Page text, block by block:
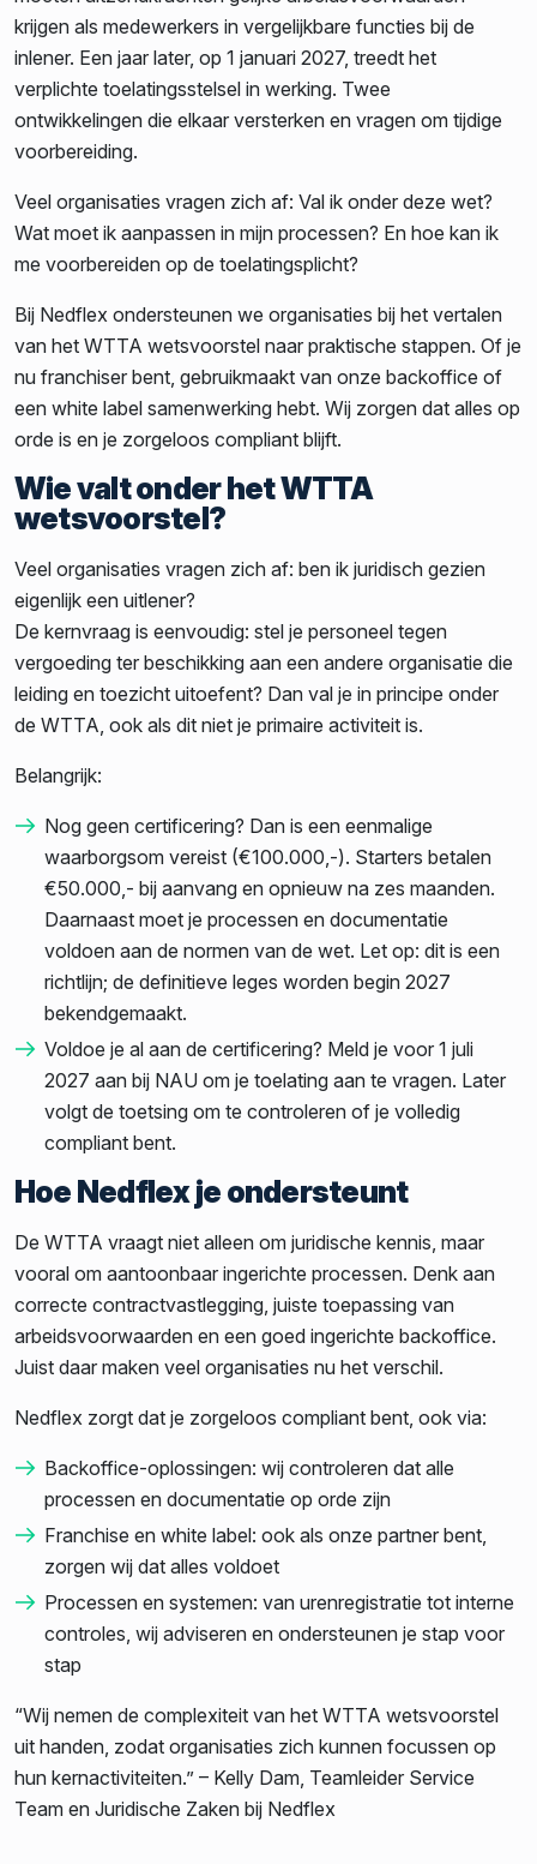
krijgen als medewerkers in vergelijkbare functies bij de
inlener. Een jaar later, op 1 januari 2027, treedt het
verplichte toelatingsstelsel in werking. Twee
ontwikkelingen die elkaar versterken en vragen om tijdige
voorbereiding.
Veel organisaties vragen zich af: Val ik onder deze wet?
Wat moet ik aanpassen in mijn processen? En hoe kan ik
me voorbereiden op de toelatingsplicht?
Bij Nedflex ondersteunen we organisaties bij het vertalen
van het WTTA wetsvoorstel naar praktische stappen. Of je
nu franchiser bent, gebruikmaakt van onze backoffice of
een white label samenwerking hebt. Wij zorgen dat alles op
orde is en je zorgeloos compliant blijft.
Wie valt onder het WTTA
wetsvoorstel?
Veel organisaties vragen zich af: ben ik juridisch gezien
eigenlijk een uitlener?
De kernvraag is eenvoudig: stel je personeel tegen
vergoeding ter beschikking aan een andere organisatie die
leiding en toezicht uitoefent? Dan val je in principe onder
de WTTA, ook als dit niet je primaire activiteit is.
Belangrijk:
Nog geen certificering? Dan is een eenmalige
waarborgsom vereist (€100.000,-). Starters betalen
€50.000,- bij aanvang en opnieuw na zes maanden.
Daarnaast moet je processen en documentatie
voldoen aan de normen van de wet. Let op: dit is een
richtlijn; de definitieve leges worden begin 2027
bekendgemaakt.
Voldoe je al aan de certificering? Meld je voor 1 juli
2027 aan bij NAU om je toelating aan te vragen. Later
volgt de toetsing om te controleren of je volledig
compliant bent.
Hoe Nedflex je ondersteunt
De WTTA vraagt niet alleen om juridische kennis, maar
vooral om aantoonbaar ingerichte processen. Denk aan
correcte contractvastlegging, juiste toepassing van
arbeidsvoorwaarden en een goed ingerichte backoffice.
Juist daar maken veel organisaties nu het verschil.
Nedflex zorgt dat je zorgeloos compliant bent, ook via:
Backoffice-oplossingen: wij controleren dat alle
processen en documentatie op orde zijn
Franchise en white label: ook als onze partner bent,
zorgen wij dat alles voldoet
Processen en systemen: van urenregistratie tot interne
controles, wij adviseren en ondersteunen je stap voor
stap
“Wij nemen de complexiteit van het WTTA wetsvoorstel
uit handen, zodat organisaties zich kunnen focussen op
hun kernactiviteiten.” – Kelly Dam, Teamleider Service
Team en Juridische Zaken bij Nedflex